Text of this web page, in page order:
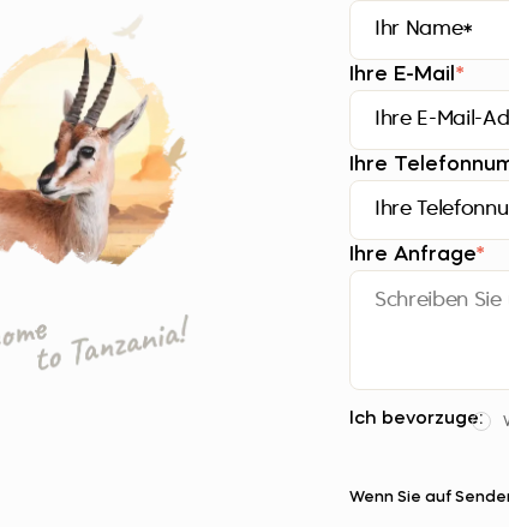
Ihre E-Mail*
Ihre
Ihre Anfrage*
Ich bevorzuge:
Wenn Sie auf